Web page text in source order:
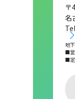
〒
名
地
■営
■